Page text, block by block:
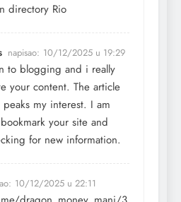
directory Rio
napisao: 10/12/2025 u 19:29
to blogging and i really
your content. The article
peaks my interest. I am
your site and
for new information.
10/12/2025 u 22:11